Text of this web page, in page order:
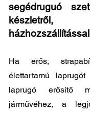
segédruguó
készletről,
házhozszállítással
Ha erős,
élettartamú
laprugó erősítő
járművéhez, a